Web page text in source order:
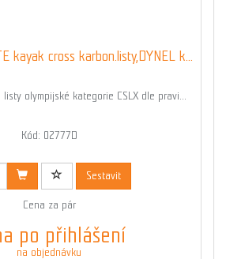
kayak cross karbon.listy,DYNEL k...
olympijské kategorie CSLX dle pravi...
Kód: 02777D
Sestavit
Cena za pár
po přihlášení
na objednávku